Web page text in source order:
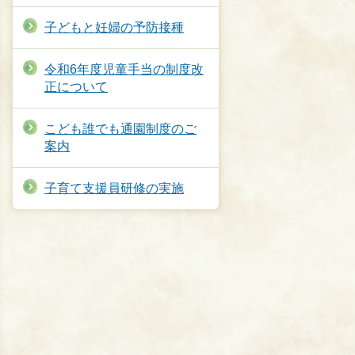
子どもと妊婦の予防接種
令和6年度児童手当の制度改
正について
こども誰でも通園制度のご
案内
子育て支援員研修の実施